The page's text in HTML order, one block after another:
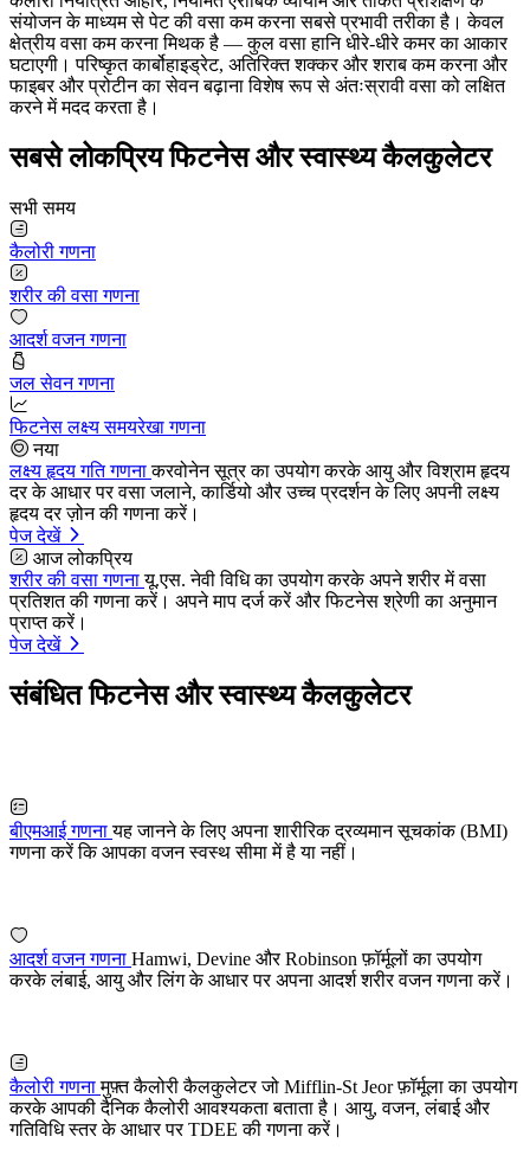
संयोजन के माध्यम से पेट की वसा कम करना सबसे प्रभावी तरीका है। केवल
क्षेत्रीय वसा कम करना मिथक है — कुल वसा हानि धीरे-धीरे कमर का आकार
घटाएगी। परिष्कृत कार्बोहाइड्रेट, अतिरिक्त शक्कर और शराब कम करना और
फाइबर और प्रोटीन का सेवन बढ़ाना विशेष रूप से अंतःस्रावी वसा को लक्षित
करने में मदद करता है।
सबसे लोकप्रिय फिटनेस और स्वास्थ्य कैलकुलेटर
सभी समय
कैलोरी गणना
शरीर की वसा गणना
आदर्श वजन गणना
जल सेवन गणना
फिटनेस लक्ष्य समयरेखा गणना
नया
लक्ष्य हृदय गति गणनाकरवोनेन सूत्र का उपयोग करके आयु और विश्राम हृदय
दर के आधार पर वसा जलाने, कार्डियो और उच्च प्रदर्शन के लिए अपनी लक्ष्य
हृदय दर ज़ोन की गणना करें।
पेज देखें
आज लोकप्रिय
शरीर की वसा गणनायू.एस. नेवी विधि का उपयोग करके अपने शरीर में वसा
प्रतिशत की गणना करें। अपने माप दर्ज करें और फिटनेस श्रेणी का अनुमान
प्राप्त करें।
पेज देखें
संबंधित फिटनेस और स्वास्थ्य कैलकुलेटर
बीएमआई गणनायह जानने के लिए अपना शारीरिक द्रव्यमान सूचकांक (BMI)
गणना करें कि आपका वजन स्वस्थ सीमा में है या नहीं।
आदर्श वजन गणना Hamwi, Devine और Robinson फ़ॉर्मूलों का उपयोग
करके लंबाई, आयु और लिंग के आधार पर अपना आदर्श शरीर वजन गणना करें।
कैलोरी गणनामुफ़्त कैलोरी कैलकुलेटर जो Mifflin-St Jeor फ़ॉर्मूला का उपयोग
करके आपकी दैनिक कैलोरी आवश्यकता बताता है। आयु, वजन, लंबाई और
गतिविधि स्तर के आधार पर TDEE की गणना करें।